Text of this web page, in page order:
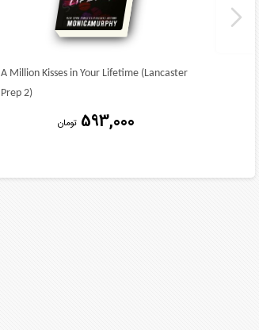
A Million Kisses in Your Lifetime (Lancaster
Prep 2)
593,000 تومان